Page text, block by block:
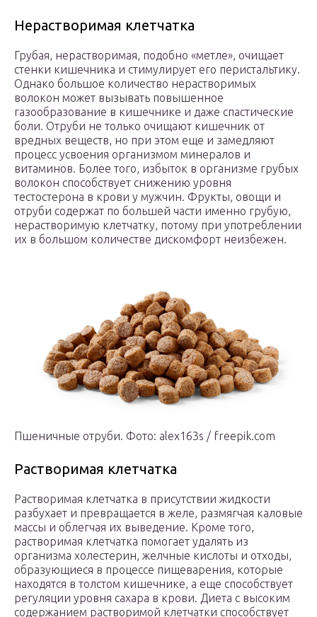
Hерастворимая клетчатка
Грубая, нерастворимая, подобно «метле», очищает
стенки кишечника и стимулирует его перистальтику.
Однако большое количество нерастворимых
волокон может вызывать повышенное
газообразование в кишечнике и даже спастические
боли. Отруби не только очищают кишечник от
вредных веществ, но при этом еще и замедляют
процесс усвоения организмом минералов и
витаминов. Более того, избыток в организме грубых
волокон способствует снижению уровня
тестостерона в крови у мужчин. Фрукты, овощи и
отруби содержат по большей части именно грубую,
нерастворимую клетчатку, потому при употреблении
их в большом количестве дискомфорт неизбежен.
Пшеничные отруби. Фото: alex163s / freepik.com
Растворимая клетчатка
Растворимая клетчатка в присутствии жидкости
разбухает и превращается в желе, размягчая каловые
массы и облегчая их выведение. Кроме того,
растворимая клетчатка помогает удалять из
организма холестерин, желчные кислоты и отходы,
образующиеся в процессе пищеварения, которые
находятся в толстом кишечнике, а еще способствует
регуляции уровня сахара в крови. Диета с высоким
содержанием растворимой клетчатки способствует